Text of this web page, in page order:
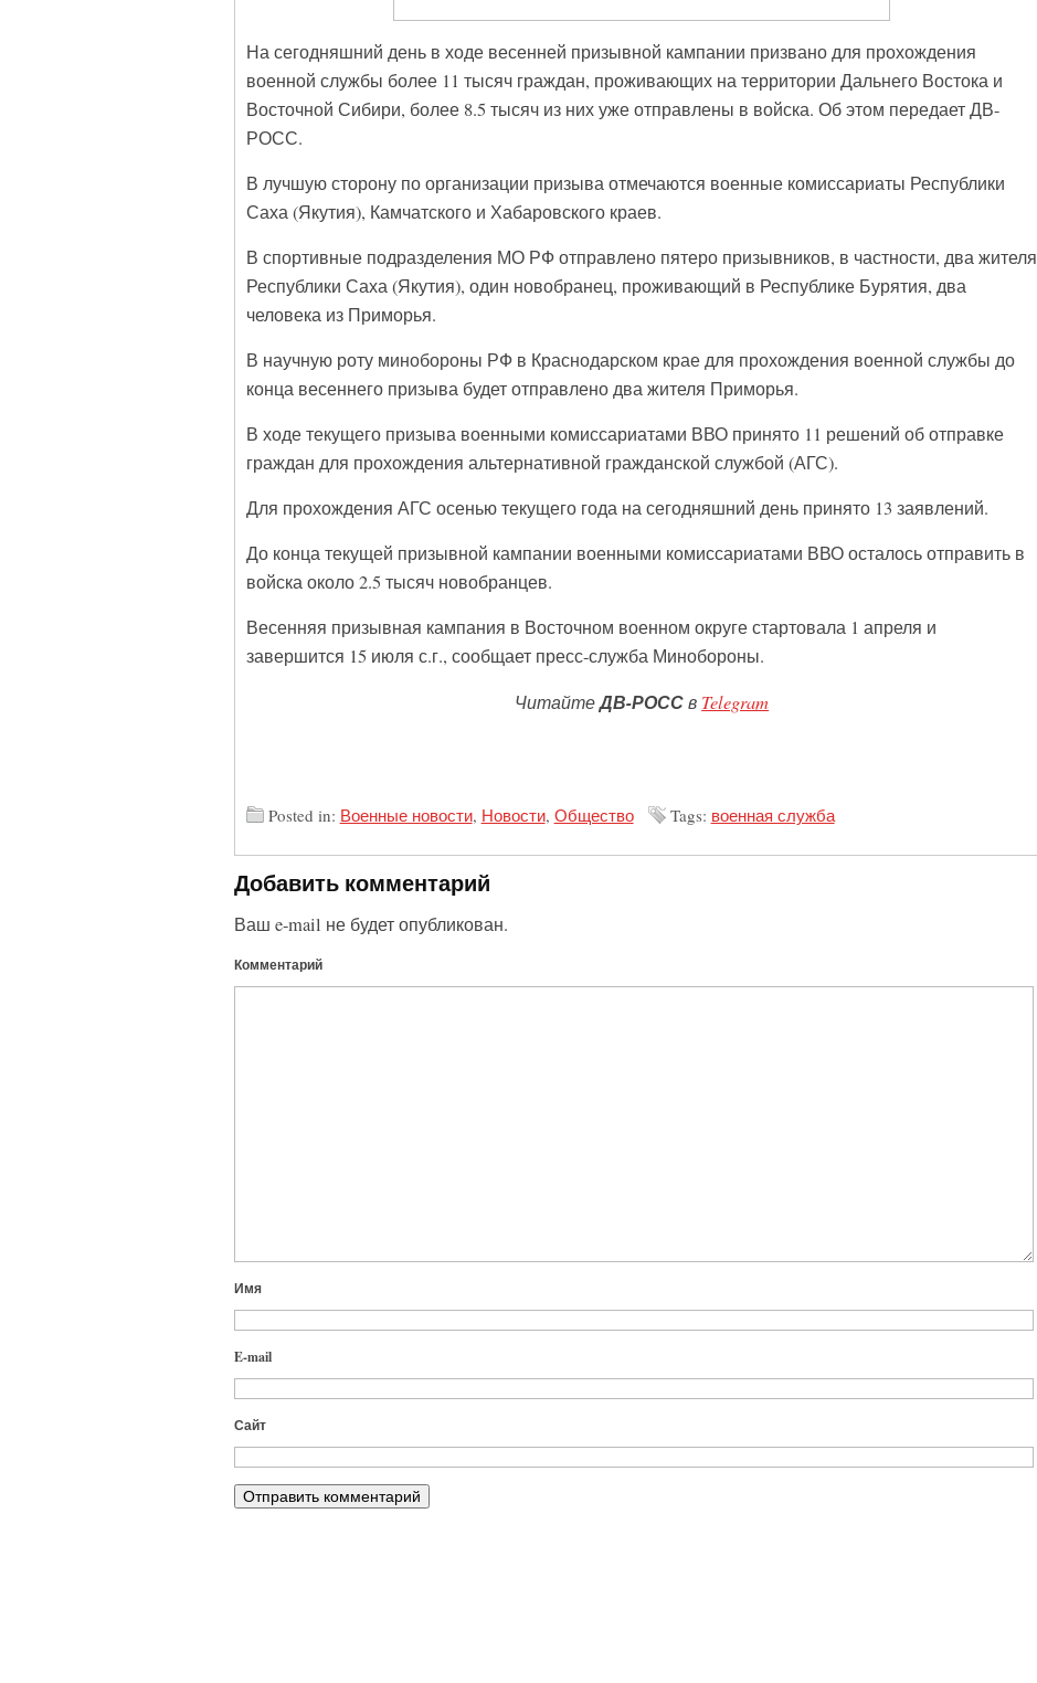
На сегодняшний день в ходе весенней призывной кампании призвано для прохождения
военной службы более 11 тысяч граждан, проживающих на территории Дальнего Востока и
Восточной Сибири, более 8.5 тысяч из них уже отправлены в войска. Об этом передает ДВ-
РОСС.
В лучшую сторону по организации призыва отмечаются военные комиссариаты Республики
Саха (Якутия), Камчатского и Хабаровского краев.
В спортивные подразделения МО РФ отправлено пятеро призывников, в частности, два жителя
Республики Саха (Якутия), один новобранец, проживающий в Республике Бурятия, два
человека из Приморья.
В научную роту минобороны РФ в Краснодарском крае для прохождения военной службы до
конца весеннего призыва будет отправлено два жителя Приморья.
В ходе текущего призыва военными комиссариатами ВВО принято 11 решений об отправке
граждан для прохождения альтернативной гражданской службой (АГС).
Для прохождения АГС осенью текущего года на сегодняшний день принято 13 заявлений.
До конца текущей призывной кампании военными комиссариатами ВВО осталось отправить в
войска около 2.5 тысяч новобранцев.
Весенняя призывная кампания в Восточном военном округе стартовала 1 апреля и
завершится 15 июля с.г., сообщает пресс-служба Минобороны.
ЧитайтеДВ-РОССв Telegram
Posted in: Военные новости, Новости, Общество Tags: военная служба
Добавить комментарий
Ваш e-mail не будет опубликован.
Комментарий
Имя
E-mail
Сайт